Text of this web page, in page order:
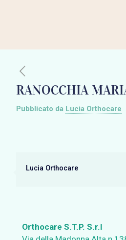
RANOCCHIA
Pubblicato da Lucia Orthocare
Lucia Orthocare
Orthocare S.T.P. S.r.l